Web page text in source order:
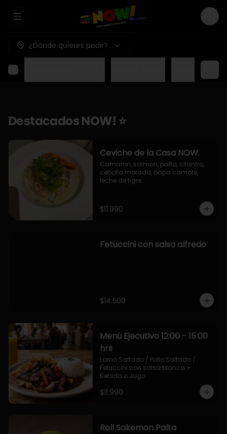
Abrir menu de navegación Login
¿Dónde quieres pedir?
Destacados NOW! ⭐
Ceviche de la Casa NOW.
Camaron, salmon, palta, cilantro,
cebolla morada, papa camote,
leche de tigre.
$11.990
Fetuccini con salsa alfredo
$14.500
Menú Ejecutivo 12:00 - 15:00
hrs
Lomo Saltado / Pollo Saltado /
Fetuccini con salsa blanca +
Bebida o Jugo
$11.990
Roll Sakemon Palta